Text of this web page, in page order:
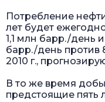
Потребление
лет будет
1,1 млн барр./день и
барр./день против
2010 г.,
В то же время
предстоящие пять